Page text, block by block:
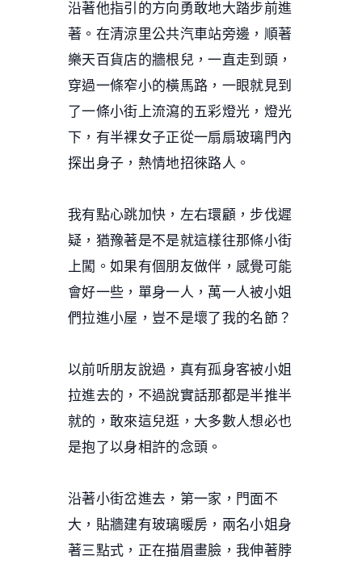
沿著他指引的方向勇敢地大踏步前進
著。在清涼里公共汽車站旁邊，順著
樂天百貨店的牆根兒，一直走到頭，
穿過一條窄小的橫馬路，一眼就見到
了一條小街上流瀉的五彩燈光，燈光
下，有半裸女子正從一扇扇玻璃門內
探出身子，熱情地招徠路人。
我有點心跳加快，左右環顧，步伐遲
疑，猶豫著是不是就這樣往那條小街
上闖。如果有個朋友做伴，感覺可能
會好一些，單身一人，萬一人被小姐
們拉進小屋，豈不是壞了我的名節？
以前听朋友說過，真有孤身客被小姐
拉進去的，不過說實話那都是半推半
就的，敢來這兒逛，大多數人想必也
是抱了以身相許的念頭。
沿著小街岔進去，第一家，門面不
大，貼牆建有玻璃暖房，兩名小姐身
著三點式，正在描眉畫臉，我伸著脖